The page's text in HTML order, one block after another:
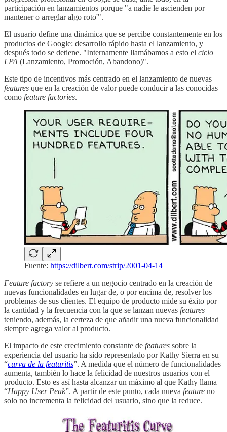
participación en lanzamientos porque "a nadie le ascienden por
mantener o arreglar algo roto'".
El usuario define una dinámica que se percibe constantemente en los
productos de Google: desarrollo rápido hasta el lanzamiento, y
después todo se detiene. "Internamente llamábamos a esto el ciclo
LPA (Lanzamiento, Promoción, Abandono)".
Este tipo de incentivos más centrado en el lanzamiento de nuevas
features que en la creación de valor puede conducir a las conocidas
como feature factories.
Fuente: https://dilbert.com/strip/2001-04-14
Feature factory se refiere a un negocio centrado en la creación de
nuevas funcionalidades en lugar de, o por encima de, resolver los
problemas de sus clientes. El equipo de producto mide su éxito por
la cantidad y la frecuencia con la que se lanzan nuevas features
teniendo, además, la certeza de que añadir una nueva funcionalidad
siempre agrega valor al producto.
El impacto de este crecimiento constante de features sobre la
experiencia del usuario ha sido representado por Kathy Sierra en su
“curva de la featuritis”. A medida que el número de funcionalidades
aumenta, también lo hace la felicidad de nuestros usuarios con el
producto. Esto es así hasta alcanzar un máximo al que Kathy llama
“Happy User Peak”. A partir de este punto, cada nueva feature no
solo no incrementa la felicidad del usuario, sino que la reduce.